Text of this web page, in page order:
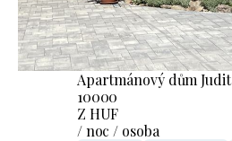
Apartmánový dům Judit
10000
Z HUF
/ noc / osoba